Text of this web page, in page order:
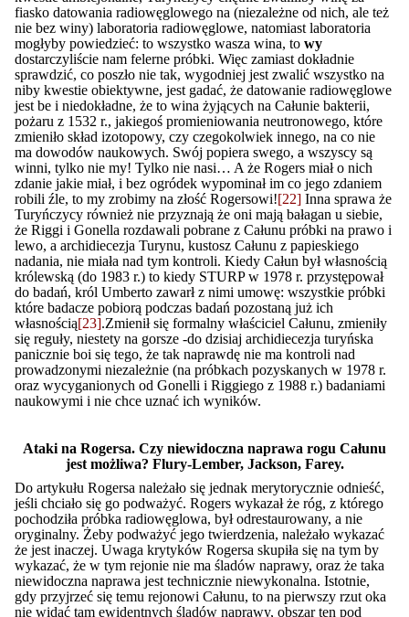
fiasko datowania radiowęglowego na (niezależne od nich, ale też
nie bez winy) laboratoria radiowęglowe, natomiast laboratoria
mogłyby powiedzieć: to wszystko wasza wina, towy
dostarczyliście nam felerne próbki. Więc zamiast dokładnie
sprawdzić, co poszło nie tak, wygodniej jest zwalić wszystko na
niby kwestie obiektywne, jest gadać, że datowanie radiowęglowe
jest be i niedokładne, że to wina żyjących na Całunie bakterii,
pożaru z 1532 r., jakiegoś promieniowania neutronowego, które
zmieniło skład izotopowy, czy czegokolwiek innego, na co nie
ma dowodów naukowych. Swój popiera swego, a wszyscy są
winni, tylko nie my! Tylko nie nasi… A że Rogers miał o nich
zdanie jakie miał, i bez ogródek wypominał im co jego zdaniem
robili źle, to my zrobimy na złość Rogersowi![22] Inna sprawa że
Turyńczycy również nie przyznają że oni mają bałagan u siebie,
że Riggi i Gonella rozdawali pobrane z Całunu próbki na prawo i
lewo, a archidiecezja Turynu, kustosz Całunu z papieskiego
nadania, nie miała nad tym kontroli. Kiedy Całun był własnością
królewską (do 1983 r.) to kiedy STURP w 1978 r. przystępował
do badań, król Umberto zawarł z nimi umowę: wszystkie próbki
które badacze pobiorą podczas badań pozostaną już ich
własnością[23].Zmienił się formalny właściciel Całunu, zmieniły
się reguły, niestety na gorsze -do dzisiaj archidiecezja turyńska
panicznie boi się tego, że tak naprawdę nie ma kontroli nad
prowadzonymi niezależnie (na próbkach pozyskanych w 1978 r.
oraz wycyganionych od Gonelli i Riggiego z 1988 r.) badaniami
naukowymi i nie chce uznać ich wyników.
Ataki na Rogersa. Czy niewidoczna naprawa rogu Całunu
jest możliwa? Flury-Lember, Jackson, Farey.
Do artykułu Rogersa należało się jednak merytorycznie odnieść,
jeśli chciało się go podważyć. Rogers wykazał że róg, z którego
pochodziła próbka radiowęglowa, był odrestaurowany, a nie
oryginalny. Żeby podważyć jego twierdzenia, należało wykazać
że jest inaczej. Uwaga krytyków Rogersa skupiła się na tym by
wykazać, że w tym rejonie nie ma śladów naprawy, oraz że taka
niewidoczna naprawa jest technicznie niewykonalna. Istotnie,
gdy przyjrzeć się temu rejonowi Całunu, to na pierwszy rzut oka
nie widać tam ewidentnych śladów naprawy, obszar ten pod